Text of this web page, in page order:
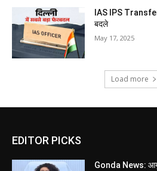
IAS IPS
बदले
May 17, 2025
Load more
EDITOR PICKS
Gonda News: